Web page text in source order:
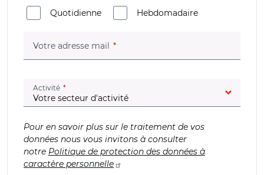
Quotidienne
Hebdomadaire
Votre adresse mail (champ obligatoire)
Activité (champ obligatoire)
Pour en savoir plus sur le traitement de vos
données nous vous invitons à consulter
notre Politique de protection des données à
caractère personnelle